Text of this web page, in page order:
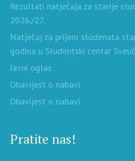
Rezultati natječaja za starije
2026./27.
Natječaj za prijem studenata
godina u Studentski centar
Javni oglas
Obavijest o nabavi
Obavijest o nabavi
Pratite nas!